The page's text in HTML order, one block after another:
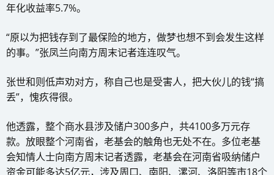
年化收益率5.7%。
“原以为把钱存到了最保险的地方，做梦也想不到会发生这样
的事。”张凤兰向南方周末记者连连叹气。
张世和则低声劝对方，称自己也是受害人，把大伙儿的钱“搞
丢”，愧疚得很。
他透露，整个商水县涉及储户300多户，共4100多万元存
款。放眼整个河南省，老基会的触角也无处不在。多位老基
会知情人士向南方周末记者透露，老基会在河南省吸纳储户
资金可能多达5亿元，涉及周口、南阳、漯河、洛阳等市18个